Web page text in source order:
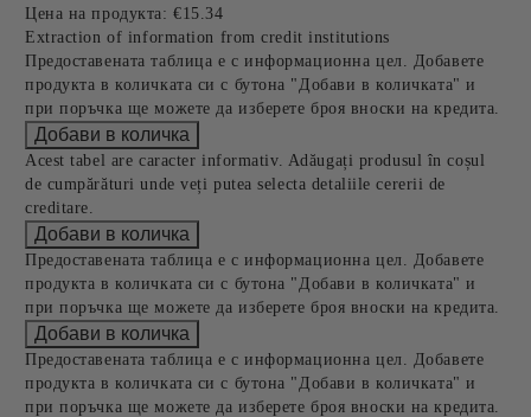
Цена на продукта: €15.34
Extraction of information from credit institutions
Предоставената таблица е с информационна цел. Добавете
продукта в количката си с бутона "Добави в количката" и
при поръчка ще можете да изберете броя вноски на кредита.
Acest tabel are caracter informativ. Adăugați produsul în coșul
de cumpărături unde veți putea selecta detaliile cererii de
creditare.
Предоставената таблица е с информационна цел. Добавете
продукта в количката си с бутона "Добави в количката" и
при поръчка ще можете да изберете броя вноски на кредита.
Предоставената таблица е с информационна цел. Добавете
продукта в количката си с бутона "Добави в количката" и
при поръчка ще можете да изберете броя вноски на кредита.